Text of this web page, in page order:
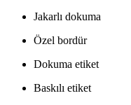
Jakarlı dokuma
Özel bordür
Dokuma etiket
Baskılı etiket